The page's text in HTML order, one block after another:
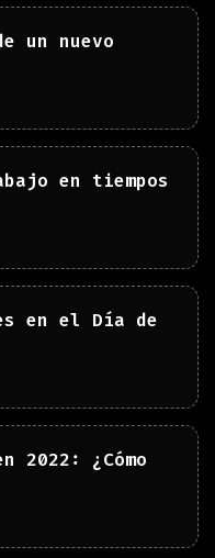
un nuevo
en tiempos
en el Día de
2022: ¿Cómo